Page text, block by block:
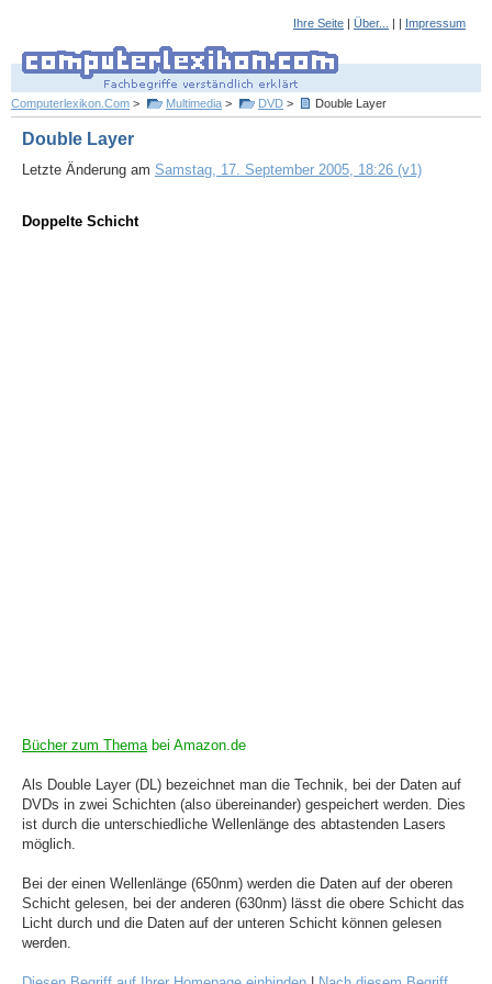
Ihre Seite | Über... | | Impressum
Computerlexikon.Com > Multimedia > DVD > Double Layer
Double Layer
Letzte Änderung am Samstag, 17. September 2005, 18:26 (v1)
Doppelte Schicht
Bücher zum Themabei Amazon.de
Als Double Layer (DL) bezeichnet man die Technik, bei der Daten auf
DVDs in zwei Schichten (also übereinander) gespeichert werden. Dies
ist durch die unterschiedliche Wellenlänge des abtastenden Lasers
möglich.
Bei der einen Wellenlänge (650nm) werden die Daten auf der oberen
Schicht gelesen, bei der anderen (630nm) lässt die obere Schicht das
Licht durch und die Daten auf der unteren Schicht können gelesen
werden.